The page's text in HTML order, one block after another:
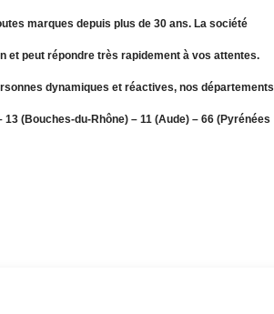
marques depuis plus de 30 ans. La société
et peut répondre très rapidement à vos attentes.
dynamiques et réactives, nos départements
(Bouches-du-Rhône) – 11 (Aude) – 66 (Pyrénées